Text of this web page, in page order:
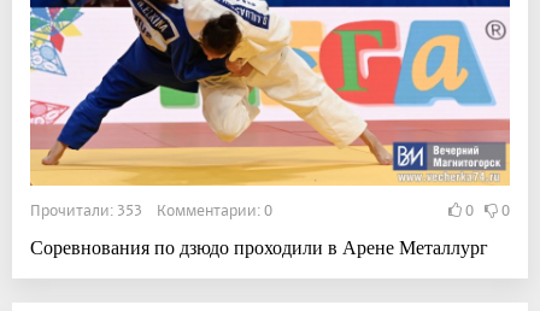
Прочитали: 353 Комментарии: 0 0 0
Соревнования по дзюдо проходили в Арене Металлург